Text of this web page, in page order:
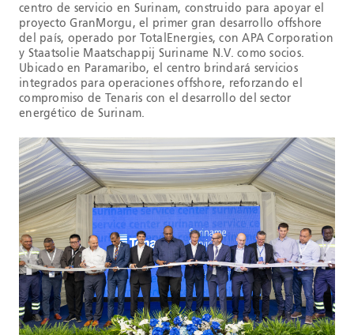
centro de servicio en Surinam, construido para apoyar el
proyecto GranMorgu, el primer gran desarrollo offshore
del país, operado por TotalEnergies, con APA Corporation
y Staatsolie Maatschappij Suriname N.V. como socios.
Ubicado en Paramaribo, el centro brindará servicios
integrados para operaciones offshore, reforzando el
compromiso de Tenaris con el desarrollo del sector
energético de Surinam.